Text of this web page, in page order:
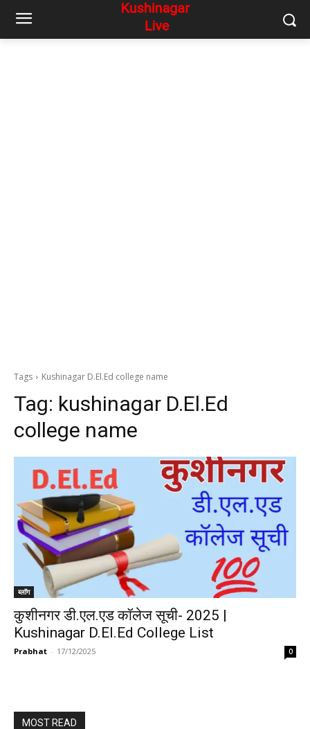
Tags Kushinagar D.El.Ed college name
Tag: kushinagar D.El.Ed
college name
ब्लॉग
कुशीनगर डी.एल.एड कॉलेज सूची- 2025 |
Kushinagar D.El.Ed College List
Prabhat - 17/12/2025 0
MOST READ